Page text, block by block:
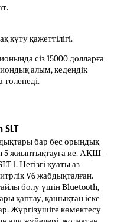
күту қажеттілігі.
сіз 15000 долларға
алым, кедендік
SLT
бар бес орындық
5 жиынтықтауға ие. АҚШ-
1. Негізгі қуаты аз
V6 жабдықталған.
болу үшін Bluetooth,
қаптау, қашықтан іске
Жүргізушіге көмектесу